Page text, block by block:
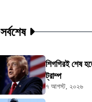
সর্বশেষ
শিগগিরই শেষ
ট্রাম্প
৭ আগস্ট, ২০২৬